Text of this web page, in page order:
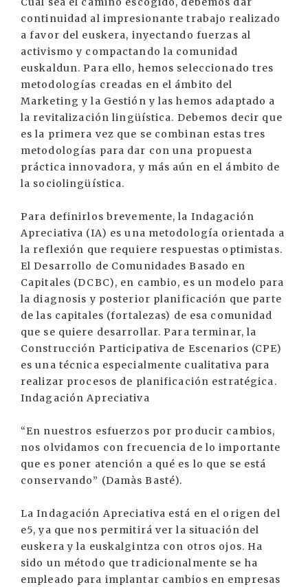
continuidad al impresionante trabajo realizado
a favor del euskera, inyectando fuerzas al
activismo y compactando la comunidad
euskaldun. Para ello, hemos seleccionado tres
metodologías creadas en el ámbito del
Marketing y la Gestión y las hemos adaptado a
la revitalización lingüística. Debemos decir que
es la primera vez que se combinan estas tres
metodologías para dar con una propuesta
práctica innovadora, y más aún en el ámbito de
la sociolingüística.
Para definirlos brevemente, la Indagación
Apreciativa (IA) es una metodología orientada a
la reflexión que requiere respuestas optimistas.
El Desarrollo de Comunidades Basado en
Capitales (DCBC), en cambio, es un modelo para
la diagnosis y posterior planificación que parte
de las capitales (fortalezas) de esa comunidad
que se quiere desarrollar. Para terminar, la
Construcción Participativa de Escenarios (CPE)
es una técnica especialmente cualitativa para
realizar procesos de planificación estratégica.
Indagación Apreciativa
“En nuestros esfuerzos por producir cambios,
nos olvidamos con frecuencia de lo importante
que es poner atención a qué es lo que se está
conservando” (Damàs Basté).
La Indagación Apreciativa está en el origen del
e5, ya que nos permitirá ver la situación del
euskera y la euskalgintza con otros ojos. Ha
sido un método que tradicionalmente se ha
empleado para implantar cambios en empresas